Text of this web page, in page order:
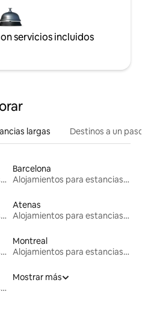
servicios incluidos
largas Destinos a un
Alojamientos para estancias largas
Barcelona
Alojamientos para estancias largas
Alojamientos para estancias largas
Atenas
Alojamientos para estancias largas
Alojamientos para estancias largas
Montreal
Alojamientos para estancias largas
Alojamientos para estancias largas
Mostrar más